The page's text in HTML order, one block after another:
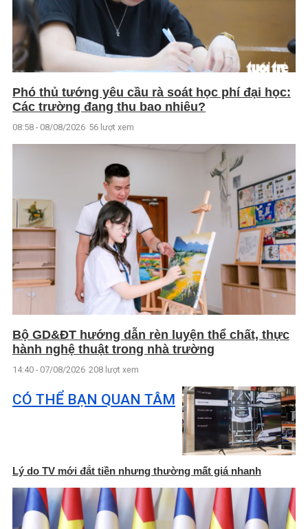
Phó thủ tướng yêu cầu rà soát học phí đại học:
Các trường đang thu bao nhiêu?
08:58 - 08/08/2026 56 lượt xem
Bộ GD&ĐT hướng dẫn rèn luyện thể chất, thực
hành nghệ thuật trong nhà trường
14:40 - 07/08/2026 208 lượt xem
CÓ THỂ BẠN QUAN TÂM
Lý do TV mới đắt tiền nhưng thường mất giá nhanh